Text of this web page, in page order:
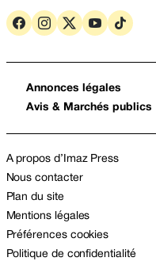
Annonces légales
Avis & Marchés publics
A propos d’Imaz Press
Nous contacter
Plan du site
Mentions légales
Préférences cookies
Politique de confidentialité